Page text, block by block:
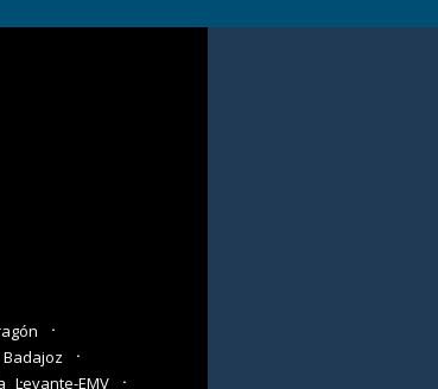
Badajoz
Levante-EMV